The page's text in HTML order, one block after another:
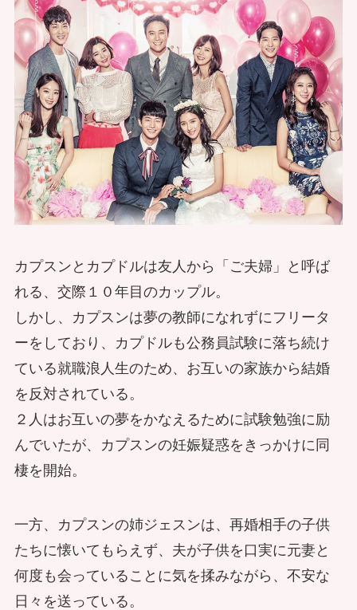
カプスンとカプドルは友人から「ご夫婦」と呼ば
れる、交際１０年目のカップル。
しかし、カプスンは夢の教師になれずにフリータ
ーをしており、カプドルも公務員試験に落ち続け
ている就職浪人生のため、お互いの家族から結婚
を反対されている。
２人はお互いの夢をかなえるために試験勉強に励
んでいたが、カプスンの妊娠疑惑をきっかけに同
棲を開始。
一方、カプスンの姉ジェスンは、再婚相手の子供
たちに懐いてもらえず、夫が子供を口実に元妻と
何度も会っていることに気を揉みながら、不安な
日々を送っている。